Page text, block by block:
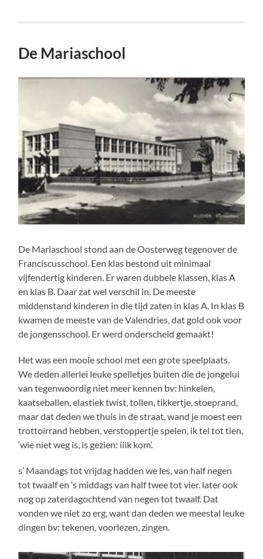
De Mariaschool
De Mariaschool stond aan de Oosterweg tegenover de
Franciscusschool. Een klas bestond uit minimaal
vijfendertig kinderen. Er waren dubbele klassen, klas A
en klas B. Daar zat wel verschil in. De meeste
middenstand kinderen in die tijd zaten in klas A. In klas B
kwamen de meeste van de Valendries, dat gold ook voor
de jongensschool. Er werd onderscheid gemaakt!
Het was een mooie school met een grote speelplaats.
We deden allerlei leuke spelletjes buiten die de jongelui
van tegenwoordig niet meer kennen bv: hinkelen,
kaatseballen, elastiek twist, tollen, tikkertje, stoeprand,
maar dat deden we thuis in de straat, wand je moest een
trottoirrand hebben, verstoppertje spelen, ik tel tot tien,
‘wie niet weg is, is gezien: iiik kom’.
s’ Maandags tot vrijdag hadden we les, van half negen
tot twaalf en ‘s middags van half twee tot vier. later ook
nog op zaterdagochtend van negen tot twaalf. Dat
vonden we niet zo erg, want dan deden we meestal leuke
dingen bv: tekenen, voorlezen, zingen.